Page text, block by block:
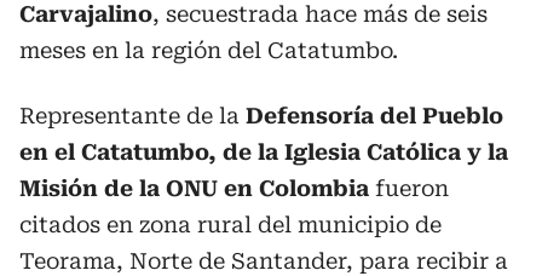
Carvajalino, secuestrada hace más de seis
meses en la región del Catatumbo.
Representante de la Defensoría del Pueblo
en el Catatumbo, de la Iglesia Católica y la
Misión de la ONU en Colombia fueron
citados en zona rural del municipio de
Teorama, Norte de Santander, para recibir a